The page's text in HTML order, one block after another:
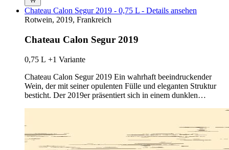
Chateau Calon Segur 2019 - 0,75 L - Details ansehen
Rotwein, 2019, Frankreich
Chateau Calon Segur 2019
0,75 L +1 Variante
Chateau Calon Segur 2019 Ein wahrhaft beeindruckender
Wein, der mit seiner opulenten Fülle und eleganten Struktur
besticht. Der 2019er präsentiert sich in einem dunklen…